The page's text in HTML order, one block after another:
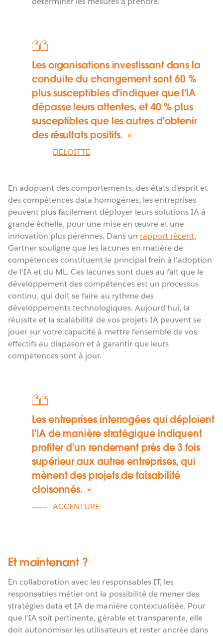
Les organisations investissant dans la
conduite du changement sont 60 %
plus susceptibles d'indiquer que l'IA
dépasse leurs attentes, et 40 % plus
susceptibles que les autres d'obtenir
des résultats positifs.
DELOITTE
En adoptant des comportements, des états d'esprit et
des compétences data homogènes, les entreprises
peuvent plus facilement déployer leurs solutions IA à
grande échelle, pour une mise en œuvre et une
innovation plus pérennes. Dans un rapport récent,
Gartner souligne que les lacunes en matière de
compétences constituent le principal frein à l'adoption
de l'IA et du ML. Ces lacunes sont dues au fait que le
développement des compétences est un processus
continu, qui doit se faire au rythme des
développements technologiques. Aujourd'hui, la
réussite et la scalabilité de vos projets IA peuvent se
jouer sur votre capacité à mettre l'ensemble de vos
effectifs au diapason et à garantir que leurs
compétences sont à jour.
Les entreprises interrogées qui déploient
l'IA de manière stratégique indiquent
profiter d'un rendement près de 3 fois
supérieur aux autres entreprises, qui
mènent des projets de faisabilité
cloisonnés.
ACCENTURE
Et maintenant ?
En collaboration avec les responsables IT, les
responsables métier ont la possibilité de mener des
stratégies data et IA de manière contextualisée. Pour
que l'IA soit pertinente, gérable et transparente, elle
doit autonomiser les utilisateurs et rester ancrée dans